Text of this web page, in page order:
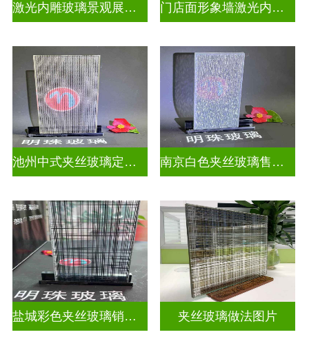
激光内雕玻璃景观展示发光玻璃 门店面形象墙激光内雕护栏玻璃
池州中式夹丝玻璃定做厂 南京白色夹丝玻璃售价多少
盐城彩色夹丝玻璃销售店 夹丝玻璃做法图片